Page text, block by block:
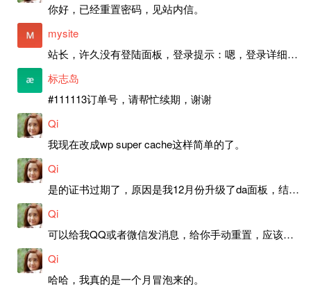
你好，已经重置密码，见站内信。
mysite
站长，许久没有登陆面板，登录提示：嗯，登录详细信息似乎不正确。请重试。 网站还可以正常使用。如果是密码问题请帮忙重置一下密码。谢谢。订单号：97790，账号：aa20210950。 站长，提交了工单，你回复续期成功，不过我的问题是面部登陆信息有问题，一直是初始密码，现在无法登陆，有时间麻烦排查一下。
标志岛
#111113订单号，请帮忙续期，谢谢
Qi
我现在改成wp super cache这样简单的了。
Qi
是的证书过期了，原因是我12月份升级了da面板，结果后台证书就不更新了，目前还在排查问题。切换PHP版本现在没有了，因为DA新版不支持。
Qi
可以给我QQ或者微信发消息，给你手动重置，应该是服务器插件有问题了，这个wp的主题太老了，导致现在好多的问题，网站的签到功能也是因为这个原因导致的。
Qi
哈哈，我真的是一个月冒泡来的。